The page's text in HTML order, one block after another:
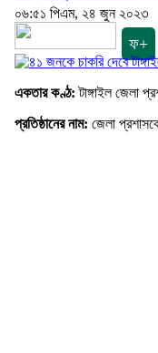
০৬:৫১ পিএম, ২৪ জুন ২০২৩
ফ+
একতার কণ্ঠ: টাঙ্গাইল জেলা
প্রতিষ্ঠানের নাম: জেলা